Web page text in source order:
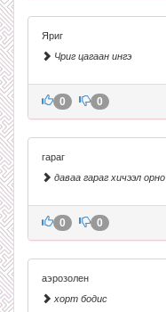
Яриг
Чриг цагаан ингэ
0 0
гараг
даваа гараг хичээл орно
0 0
аэрозолен
хорт бодис